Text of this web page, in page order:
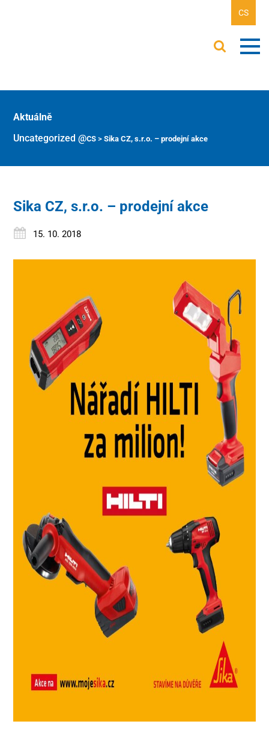
CS
Aktuálně
Uncategorized @cs >Sika CZ, s.r.o. – prodejní akce
Sika CZ, s.r.o. – prodejní akce
15. 10. 2018